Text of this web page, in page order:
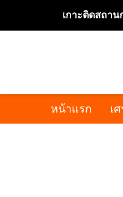
เกาะติดสถา
หน้าแรก เ